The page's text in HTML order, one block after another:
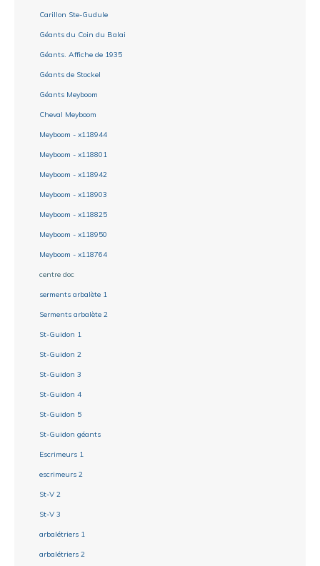
Carillon Ste-Gudule
Géants du Coin du Balai
Géants. Affiche de 1935
Géants de Stockel
Géants Meyboom
Cheval Meyboom
Meyboom - x118944
Meyboom - x118801
Meyboom - x118942
Meyboom - x118903
Meyboom - x118825
Meyboom - x118950
Meyboom - x118764
centre doc
serments arbalète 1
Serments arbalète 2
St-Guidon 1
St-Guidon 2
St-Guidon 3
St-Guidon 4
St-Guidon 5
St-Guidon géants
Escrimeurs 1
escrimeurs 2
St-V 2
St-V 3
arbalétriers 1
arbalétriers 2